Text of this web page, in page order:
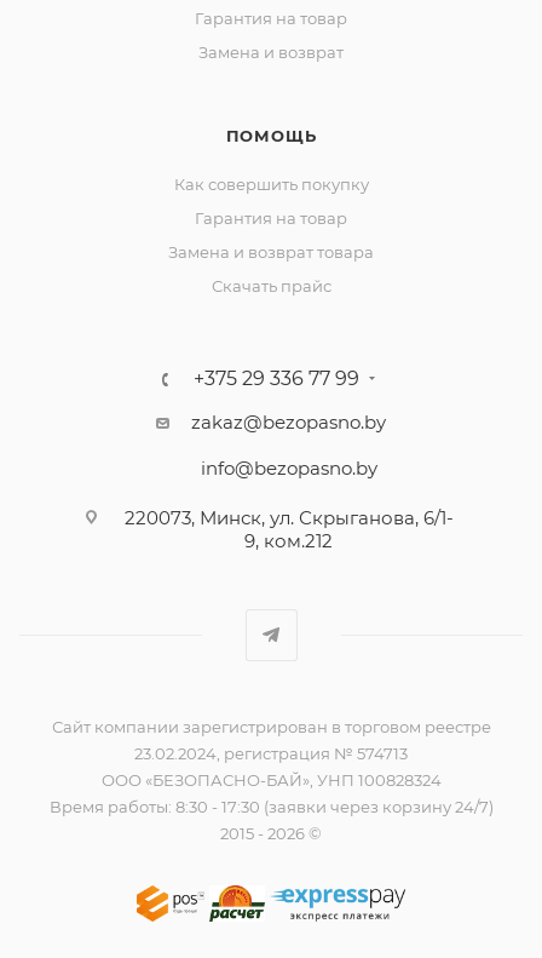
Гарантия на товар
Замена и возврат
ПОМОЩЬ
Как совершить покупку
Гарантия на товар
Замена и возврат товара
Скачать прайс
+375 29 336 77 99
zakaz@bezopasno.by
info@bezopasno.by
220073, Минск, ул. Скрыганова, 6/1-
9, ком.212
Сайт компании зарегистрирован в торговом реестре
23.02.2024, регистрация № 574713
ООО «БЕЗОПАСНО-БАЙ», УНП 100828324
Время работы: 8:30 - 17:30 (заявки через корзину 24/7)
2015 - 2026 ©